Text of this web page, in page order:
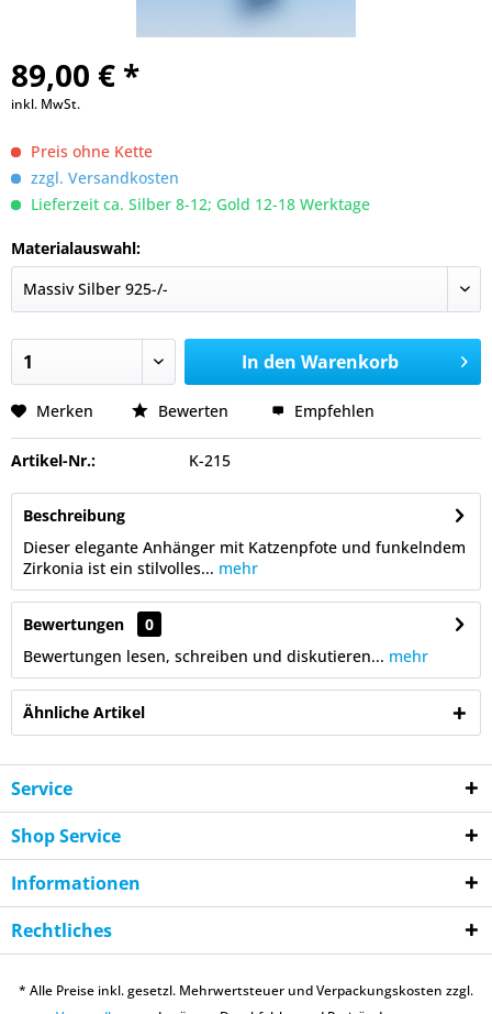
89,00 € *
inkl. MwSt.
Preis ohne Kette
zzgl. Versandkosten
Lieferzeit ca. Silber 8-12; Gold 12-18 Werktage
Materialauswahl:
In den Warenkorb
Merken Bewerten Empfehlen
Artikel-Nr.: K-215
Beschreibung
Dieser elegante Anhänger mit Katzenpfote und funkelndem
Zirkonia ist ein stilvolles... mehr
Bewertungen
0
Bewertungen lesen, schreiben und diskutieren... mehr
Ähnliche Artikel
Service
Shop Service
Informationen
Rechtliches
* Alle Preise inkl. gesetzl. Mehrwertsteuer und Verpackungskosten zzgl.